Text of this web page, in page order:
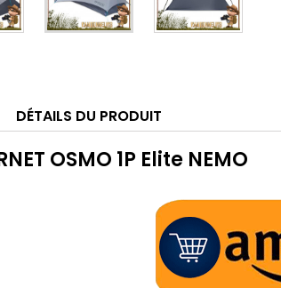
DÉTAILS DU PRODUIT
OSMO 1P Elite NEMO